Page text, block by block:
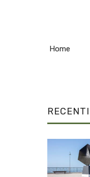
Home
RECENTI